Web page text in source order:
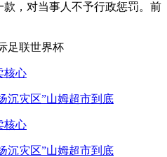
，对当事人不予行政惩罚。前
足联世界杯
核心
沉灾区”山姆超市到底
核心
沉灾区”山姆超市到底